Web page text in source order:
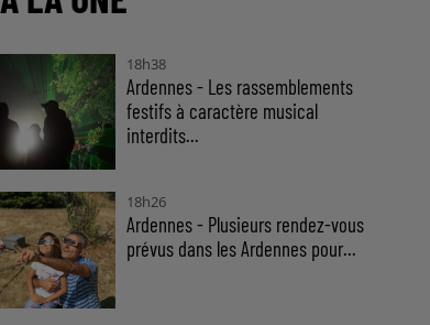
18h38
Ardennes - Les rassemblements
festifs à caractère musical
interdits...
18h26
Ardennes - Plusieurs rendez-vous
prévus dans les Ardennes pour...